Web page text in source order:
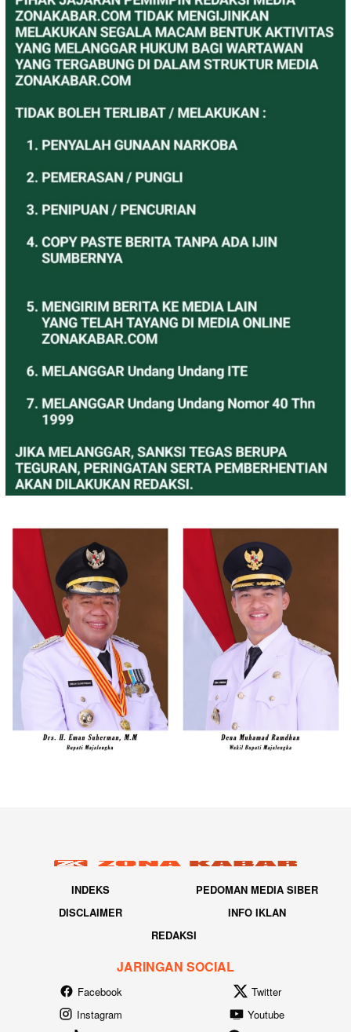
INDEKS
PEDOMAN MEDIA SIBER
DISCLAIMER
INFO IKLAN
REDAKSI
JARINGAN SOCIAL
Facebook
Twitter
Instagram
Youtube